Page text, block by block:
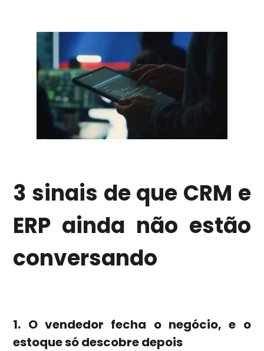
3 sinais de que CRM e
ERP ainda não estão
conversando
1. O vendedor fecha o negócio, e o
estoque só descobre depois